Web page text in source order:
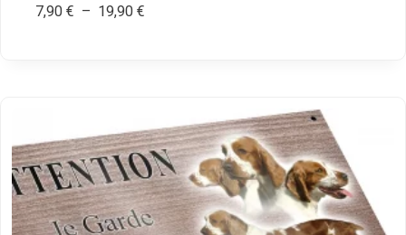
7,90 € – 19,90 €P
d
e
p
r
i